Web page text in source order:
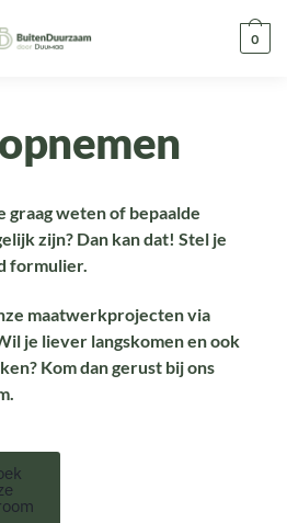
0
graag weten of bepaalde
zijn? Dan kan dat! Stel je
formulier.
maatwerkprojecten via
je liever langskomen en ook
Kom dan gerust bij ons